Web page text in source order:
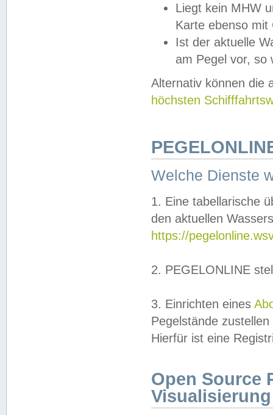
Liegt kein MHW
Karte ebenso mit
Ist der aktuelle
am Pegel vor,
Alternativ können die
höchsten
Welche Dienste
1. Eine tabellarische
den aktuellen
https://
2. PEGELONLINE
3. Einrichten eines
Pegelstände
Hierfür ist eine
Open Source
Visualisierung